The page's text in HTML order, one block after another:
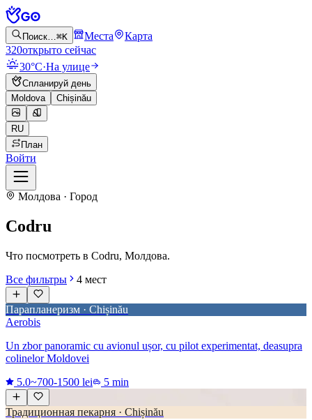
Поиск…⌘K Места
Карта
320открыто сейчас
30°C·На улице
Спланируй день
Moldova
Chișinău
RU
План
Войти
Молдова · Город
Codru
Что посмотреть в Codru, Молдова.
Все фильтры
4 мест
Парапланеризм · Chișinău
Aerobis
Un zbor panoramic cu avionul ușor, cu pilot experimentat, deasupra
colinelor Moldovei
5.0~700-1500 lei 5 min
Традиционная пекарня · Chișinău